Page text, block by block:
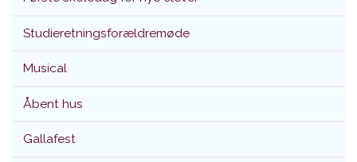
Studieretningsforældremøde
Musical
Åbent hus
Gallafest